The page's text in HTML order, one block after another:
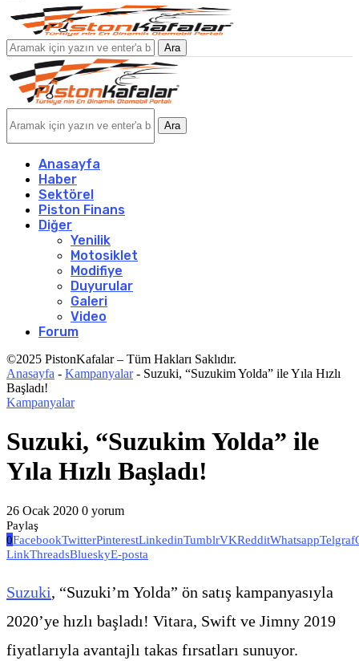
Ara
Ara
Anasayfa
Haber
Sektörel
Piston Finans
Diğer
Yenilik
Motosiklet
Modifiye
Duyurular
Galeri
Video
Forum
©2025 PistonKafalar – Tüm Hakları Saklıdır.
Anasayfa - Kampanyalar- Suzuki, “Suzukim Yolda” ile Yıla Hızlı
Başladı!
Kampanyalar
Suzuki, “Suzukim Yolda” ile
Yıla Hızlı Başladı!
26 Ocak 2020 0 yorum
Paylaş
0FacebookTwitterPinterestLinkedinTumblrVKRedditWhatsappTelgraf
LinkThreadsBlueskyE-posta
Suzuki, “Suzuki’m Yolda” ön satış kampanyasıyla
2020’ye hızlı başladı! Vitara, Swift ve Jimny 2019
fiyatlarıyla avantajlı takas fırsatları sunuyor.